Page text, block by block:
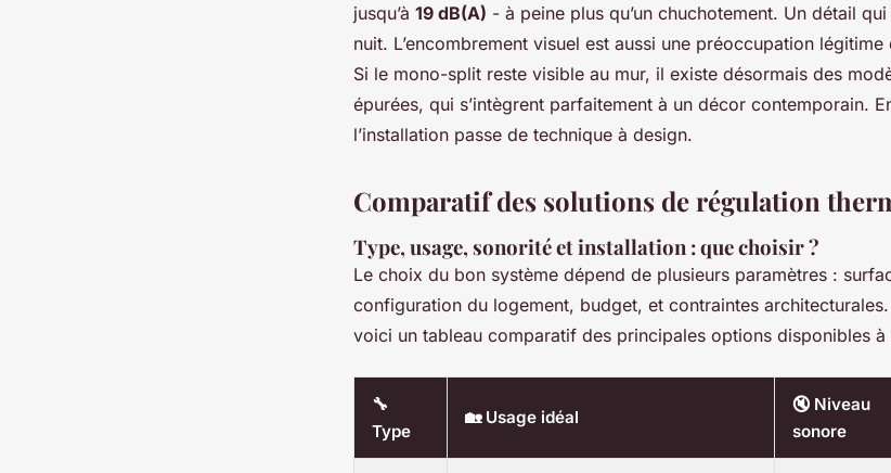
jusqu’à 19 dB(A) - à peine plus qu’un chuchotement. Un détail
nuit. L’encombrement visuel est aussi une préoccupation
Si le mono-split reste visible au mur, il existe désormais des
épurées, qui s’intègrent parfaitement à un décor contemporain.
l’installation passe de technique à design.
Comparatif des solutions de régulation
Type, usage, sonorité et installation : que choisir ?
Le choix du bon système dépend de plusieurs paramètres :
configuration du logement, budget, et contraintes
voici un tableau comparatif des principales options disponibles à
🔧
Type
🏡 Usage idéal
🔇 Niveau
sonore